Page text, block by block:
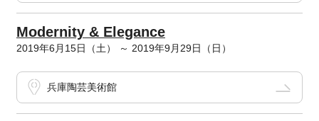
Modernity & Elegance
2019年6月15日（土） ～ 2019年9月29日（日）
兵庫陶芸美術館